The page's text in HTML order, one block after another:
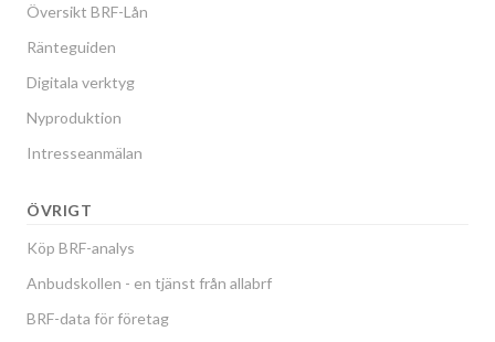
Översikt BRF-Lån
Ränteguiden
Digitala verktyg
Nyproduktion
Intresseanmälan
ÖVRIGT
Köp BRF-analys
Anbudskollen - en tjänst från allabrf
BRF-data för företag